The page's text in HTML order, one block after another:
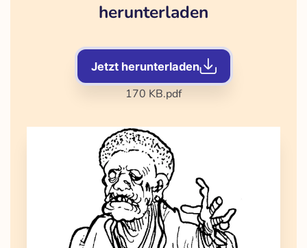
herunterladen
Jetzt herunterladen
170 KB.pdf